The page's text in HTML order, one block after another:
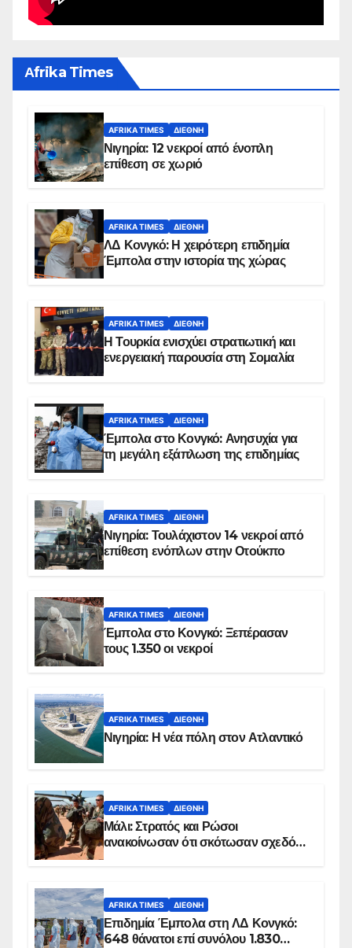
Αfrika Times
AFRIKA TIMES ΔΙΕΘΝΉ
Νιγηρία: 12 νεκροί από ένοπλη
επίθεση σε χωριό
AFRIKA TIMES ΔΙΕΘΝΉ
ΛΔ Κονγκό: Η χειρότερη επιδημία
Έμπολα στην ιστορία της χώρας
AFRIKA TIMES ΔΙΕΘΝΉ
Η Τουρκία ενισχύει στρατιωτική και
ενεργειακή παρουσία στη Σομαλία
AFRIKA TIMES ΔΙΕΘΝΉ
Έμπολα στο Κονγκό: Ανησυχία για
τη μεγάλη εξάπλωση της επιδημίας
AFRIKA TIMES ΔΙΕΘΝΉ
Νιγηρία: Τουλάχιστον 14 νεκροί από
επίθεση ενόπλων στην Οτούκπο
AFRIKA TIMES ΔΙΕΘΝΉ
Έμπολα στο Κονγκό: Ξεπέρασαν
τους 1.350 οι νεκροί
AFRIKA TIMES ΔΙΕΘΝΉ
Νιγηρία: Η νέα πόλη στον Ατλαντικό
AFRIKA TIMES ΔΙΕΘΝΉ
Μάλι: Στρατός και Ρώσοι
ανακοίνωσαν ότι σκότωσαν σχεδόν
AFRIKA TIMES ΔΙΕΘΝΉ
Επιδημία Έμπολα στη ΛΔ Κονγκό:
648 θάνατοι επί συνόλου 1.830